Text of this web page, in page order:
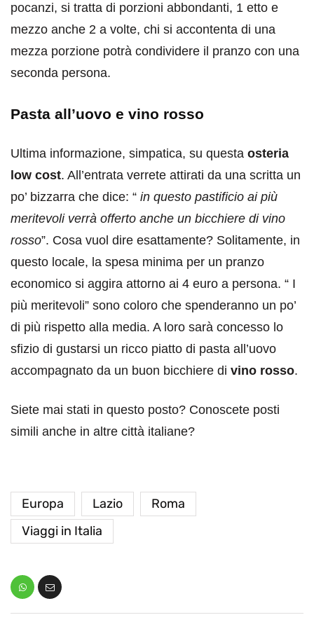
pocanzi, si tratta di porzioni abbondanti, 1 etto e
mezzo anche 2 a volte, chi si accontenta di una
mezza porzione potrà condividere il pranzo con una
seconda persona.
Pasta all’uovo e vino rosso
Ultima informazione, simpatica, su questa osteria
low cost. All’entrata verrete attirati da una scritta un
po’ bizzarra che dice: “ in questo pastificio ai più
meritevoli verrà offerto anche un bicchiere di vino
rosso”. Cosa vuol dire esattamente? Solitamente, in
questo locale, la spesa minima per un pranzo
economico si aggira attorno ai 4 euro a persona. “ I
più meritevoli” sono coloro che spenderanno un po’
di più rispetto alla media. A loro sarà concesso lo
sfizio di gustarsi un ricco piatto di pasta all’uovo
accompagnato da un buon bicchiere di vino rosso.
Siete mai stati in questo posto? Conoscete posti
simili anche in altre città italiane?
Europa Lazio
Roma
Viaggi in Italia